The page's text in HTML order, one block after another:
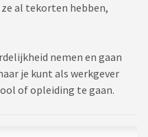
al tekorten hebben,
nemen en gaan
je kunt als werkgever
of opleiding te gaan.